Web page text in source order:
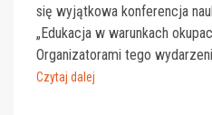
się wyjątkowa konferencja
„Edukacja w warunkach
Organizatorami tego
Czytaj dalej